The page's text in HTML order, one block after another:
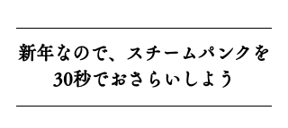
新年なので、スチームパンクを
30秒でおさらいしよう